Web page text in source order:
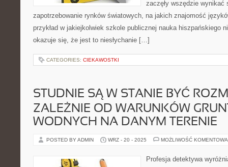
zaczęły wszędzie wynikać
zapotrzebowanie rynków światowych, na jakich znajomość
przykład w jakiejkolwiek szkole publicznej nauka hiszpańskiego
okazuje się, że jest to niesłychanie […]
CATEGORIES: CIEKAWOSTKI
STUDNIE SĄ W STANIE BYĆ
ZALEŻNIE OD WARUNKÓW
WODNYCH NA DANYM TERENIE
POSTED BY ADMIN WRZ - 20 - 2025 MOŻLIWOŚĆ
Profesja detektywa